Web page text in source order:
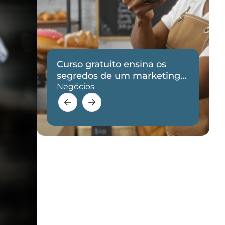
Curso gratuito ensina os
segredos de um marketing
eficaz
Negócios